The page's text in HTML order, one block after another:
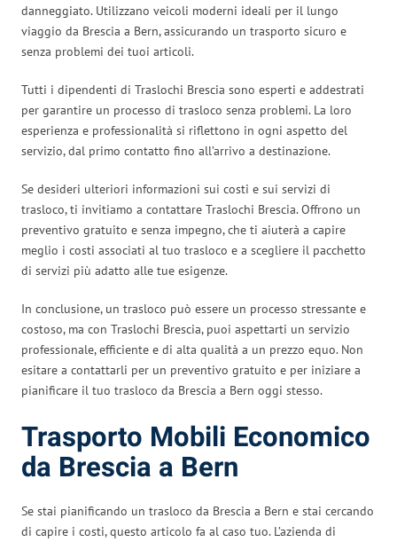
danneggiato. Utilizzano veicoli moderni ideali per il lungo
viaggio da Brescia a Bern, assicurando un trasporto sicuro e
senza problemi dei tuoi articoli.
Tutti i dipendenti di Traslochi Brescia sono esperti e addestrati
per garantire un processo di trasloco senza problemi. La loro
esperienza e professionalità si riflettono in ogni aspetto del
servizio, dal primo contatto fino all’arrivo a destinazione.
Se desideri ulteriori informazioni sui costi e sui servizi di
trasloco, ti invitiamo a contattare Traslochi Brescia. Offrono un
preventivo gratuito e senza impegno, che ti aiuterà a capire
meglio i costi associati al tuo trasloco e a scegliere il pacchetto
di servizi più adatto alle tue esigenze.
In conclusione, un trasloco può essere un processo stressante e
costoso, ma con Traslochi Brescia, puoi aspettarti un servizio
professionale, efficiente e di alta qualità a un prezzo equo. Non
esitare a contattarli per un preventivo gratuito e per iniziare a
pianificare il tuo trasloco da Brescia a Bern oggi stesso.
Trasporto Mobili Economico
da Brescia a Bern
Se stai pianificando un trasloco da Brescia a Bern e stai cercando
di capire i costi, questo articolo fa al caso tuo. L’azienda di